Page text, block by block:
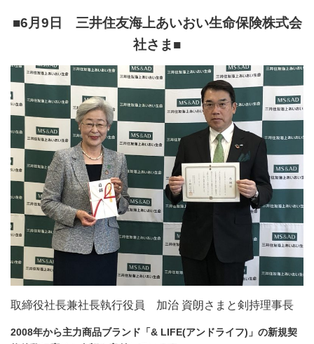
■6月9日 三井住友海上あいおい生命保険株式会
社さま■
取締役社長兼社長執行役員 加治 資朗さまと剣持理事長
2008年から主力商品ブランド「& LIFE(アンドライフ)」の新規契